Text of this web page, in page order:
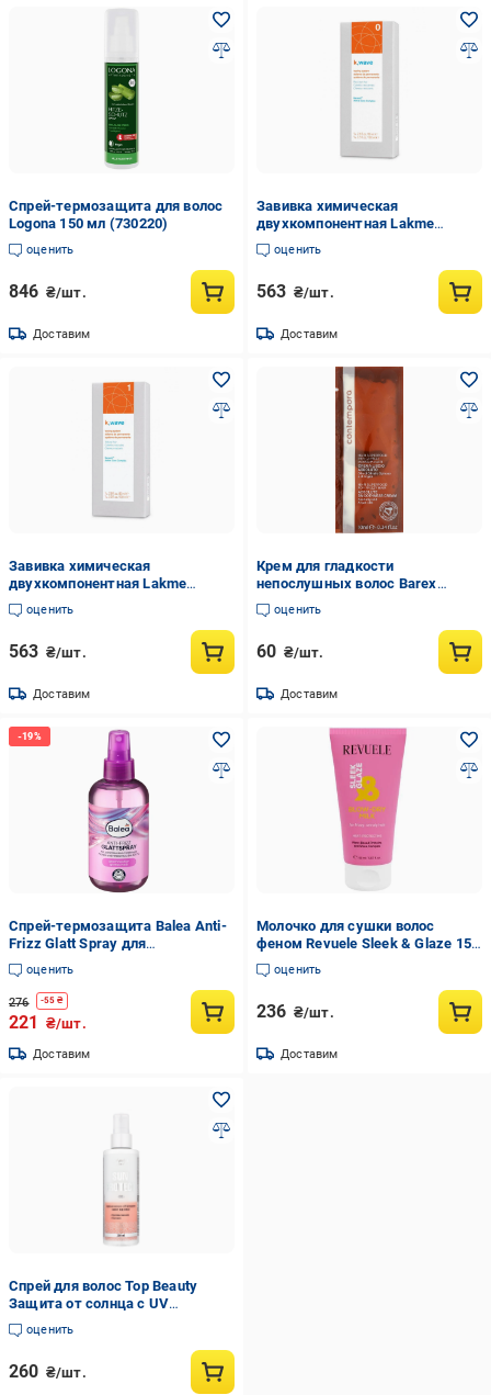
Спрей-термозащита для волос
Logona 150 мл (730220)
оценить
846 ₴/шт.
Доставим
Завивка химическая
двухкомпонентная Lakme
K.wave Waving System Resistant
Hair 0 для жестких волос
оценить
563 ₴/шт.
Доставим
Завивка химическая
двухкомпонентная Lakme
K.wave Waving System Resistant
Hair 1 для натуральных волос
оценить
563 ₴/шт.
Доставим
Крем для гладкости
непослушных волос Barex
CONTEMPORA 10 мл (12380)
оценить
60 ₴/шт.
Доставим
Спрей-термозащита Balea Anti-
Frizz Glatt Spray для
непослушных волос 200 мл
оценить
276 -55 ₴
221 ₴/шт.
Доставим
Молочко для сушки волос
феном Revuele Sleek & Glaze 150
мл
оценить
236 ₴/шт.
Доставим
Спрей для волос Top Beauty
Защита от солнца с UV
фильтрами термозащитный
двухфазный 200 мл
оценить
260 ₴/шт.